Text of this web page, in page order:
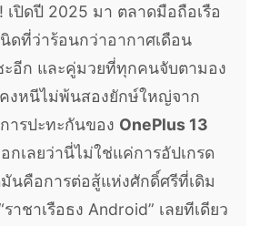
เปิดปี 2025 มา ตลาดมือถือเรือ
ดที่ว่าร้อนกว่าอากาศเดือน
ะอีก และคู่มวยที่ทุกคนจับตามอง
งหนีไม่พ้นสองยักษ์ใหญ่จาก
ารปะทะกันของ OnePlus 13
กเลยว่านี่ไม่ใช่แค่การอัปเกรด
นคือการต่อสู้แห่งศักดิ์ศรีที่เดิม
าชาเรือธง Android” เลยทีเดียว